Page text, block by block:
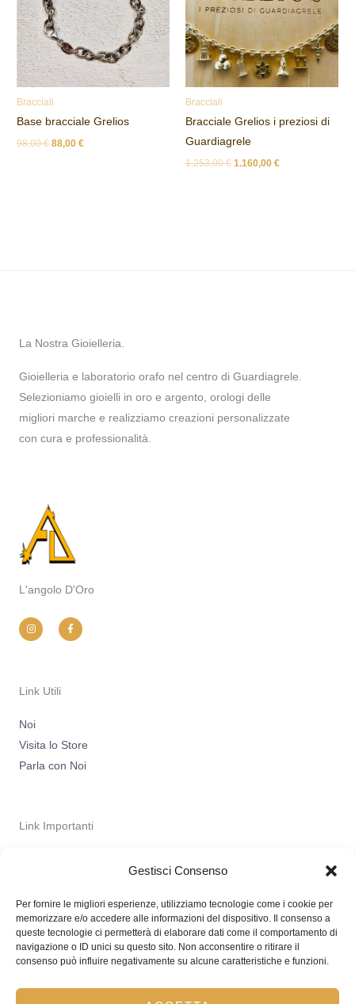
Gestisci Consenso
Per fornire le migliori esperienze, utilizziamo tecnologie come i cookie per
memorizzare e/o accedere alle informazioni del dispositivo. Il consenso a
queste tecnologie ci permetterà di elaborare dati come il comportamento di
navigazione o ID unici su questo sito. Non acconsentire o ritirare il
consenso può influire negativamente su alcune caratteristiche e funzioni.
Bracciali
Base bracciale Grelios
98,00€ 88,00€
Bracciali
Bracciale Grelios i preziosi di
Guardiagrele
1.253,00€ 1.160,00 €
La Nostra Gioielleria.
Gioielleria e laboratorio orafo nel centro di Guardiagrele.
Selezioniamo gioielli in oro e argento, orologi delle
migliori marche e realizziamo creazioni personalizzate
con cura e professionalità.
L'angolo D'Oro
n
s
t
m
a
c
e
Link Utili
Noi
Visita lo Store
Parla con Noi
Link Importanti
Termini & Condizioni